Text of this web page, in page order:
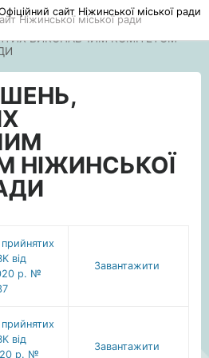
Ніжинської міської ради
ВИКОНАВЧИМ КОМІТЕТОМ
НІЖИНСЬКОЇ
від
р. №
Завантажити
від
р. №
Завантажити